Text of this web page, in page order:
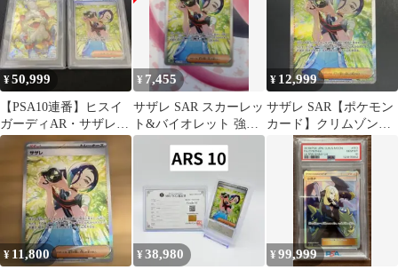
¥50,999
【PSA10連番】ヒスイ
ガーディAR・サザレ
SAR
¥ 7,455
サザレ SAR スカーレッ
ト&バイオレット 強化
拡張パック クリムゾン
ヘイズ …
¥ 12,999
サザレ SAR【ポケモン
カード】クリムゾンヘ
¥ 11,800 ¥38,980 ¥99,999